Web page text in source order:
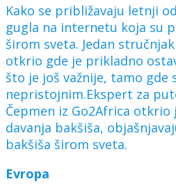
Kako se približavaju letnji
gugla na internetu koja su
širom sveta. Jedan
otkrio gde je prikladno
što je još važnije, tamo gde
nepristojnim.Ekspert za
Čepmen iz Go2Africa otkrio
davanja bakšiša,
bakšiša širom sveta.
Evropa